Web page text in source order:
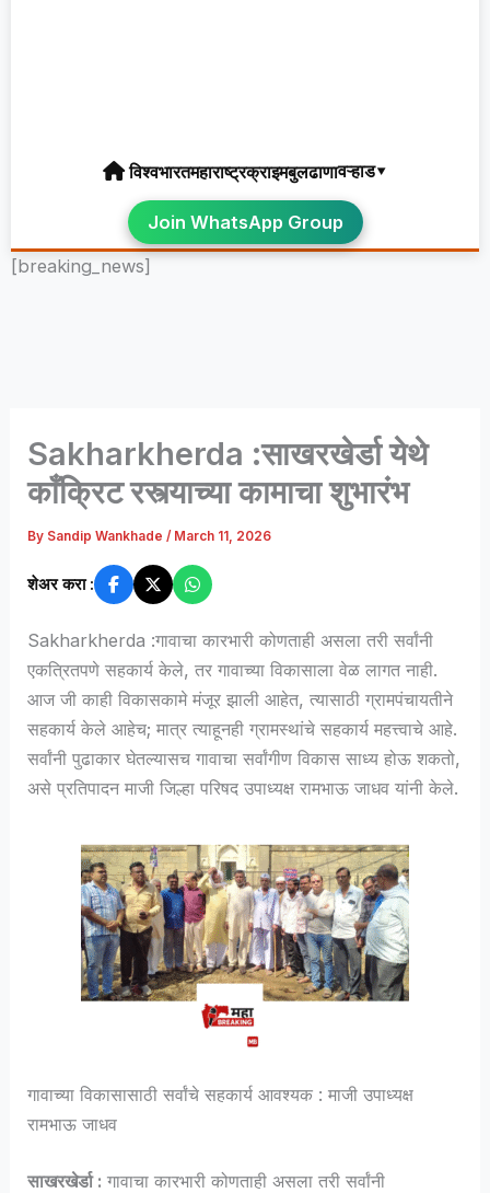
विश्वभारतमहाराष्ट्रक्राइमबुलढाणावऱ्हाड▾
Join WhatsApp Group
[breaking_news]
Sakharkherda :साखरखेर्डा येथे
काँक्रिट रस्त्याच्या कामाचा शुभारंभ
By Sandip Wankhade/ March 11, 2026
शेअर करा :
Sakharkherda :गावाचा कारभारी कोणताही असला तरी सर्वांनी
एकत्रितपणे सहकार्य केले, तर गावाच्या विकासाला वेळ लागत नाही.
आज जी काही विकासकामे मंजूर झाली आहेत, त्यासाठी ग्रामपंचायतीने
सहकार्य केले आहेच; मात्र त्याहूनही ग्रामस्थांचे सहकार्य महत्त्वाचे आहे.
सर्वांनी पुढाकार घेतल्यासच गावाचा सर्वांगीण विकास साध्य होऊ शकतो,
असे प्रतिपादन माजी जिल्हा परिषद उपाध्यक्ष रामभाऊ जाधव यांनी केले.
गावाच्या विकासासाठी सर्वांचे सहकार्य आवश्यक : माजी उपाध्यक्ष
रामभाऊ जाधव
साखरखेर्डा : गावाचा कारभारी कोणताही असला तरी सर्वांनी